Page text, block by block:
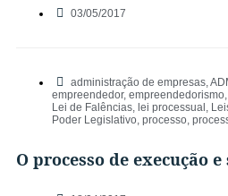
03/05/2017
administração de empresas,
empreendedor, empreendedorismo,
Lei de Falências, lei processual ,
Poder Legislativo, processo,
O processo de execução